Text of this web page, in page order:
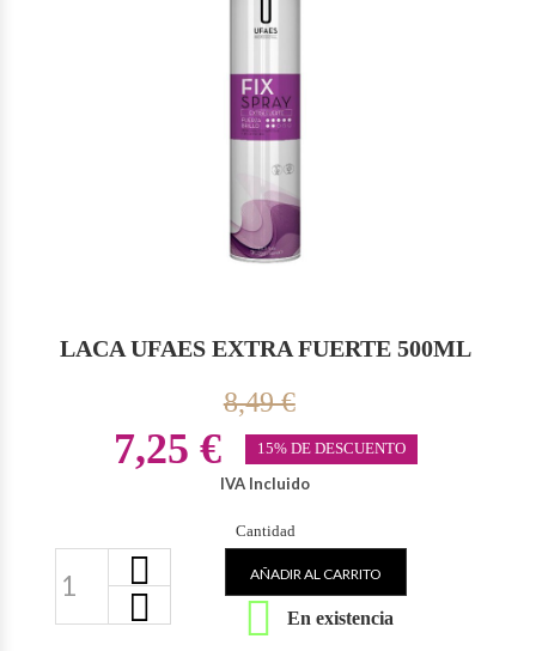
LACA UFAES EXTRA FUERTE 500ML
8,49 €
7,25 € 15% DE DESCUENTO
IVA Incluido
Cantidad
AÑADIR AL CARRITO
 En existencia